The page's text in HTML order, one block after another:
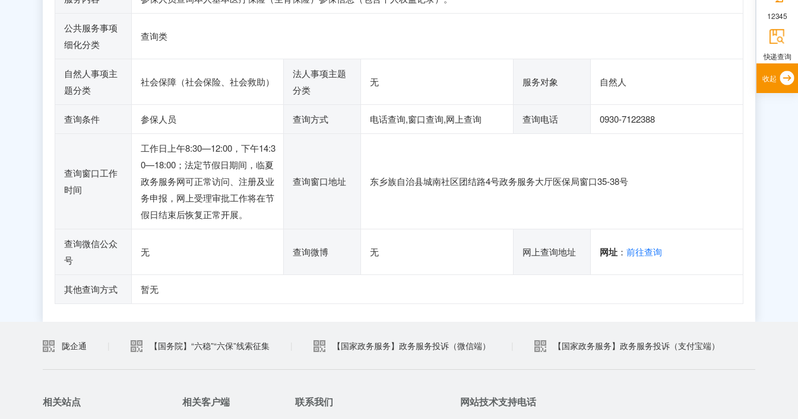
公共服务事项
细化分类
查询类
自然人事项主
题分类
社会保障（社会保险、社会救助）
法人事项主题
分类
无 服务对象 自然人
查询条件 参保人员 查询方式 电话查询,窗口查询,网上查询 查询电话 0930-7122388
查询窗口工作
时间
工作日上午8:30—12:00，下午14:3
0—18:00；法定节假日期间，临夏
政务服务网可正常访问、注册及业
务申报，网上受理审批工作将在节
假日结束后恢复正常开展。
查询窗口地址 东乡族自治县城南社区团结路4号政务服务大厅医保局窗口35-38号
查询微信公众
号
无 查询微博 无 网上查询地址 网址 ： 前往查询
其他查询方式 暂无
陇企通 【国务院】“六稳”“六保”线索征集 【国家政务服务】政务服务投诉（微信端） 【国家政务服务】政务服务投诉（支付宝端）
相关站点 相关客户端 联系我们 网站技术支持电话
12345
快递查询
收起